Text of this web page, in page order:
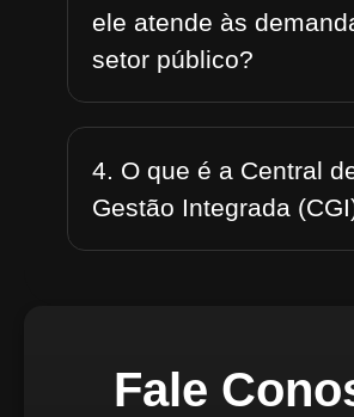
ele atende às
setor público?
4. O que é a Central
Gestão Integrada
Fale